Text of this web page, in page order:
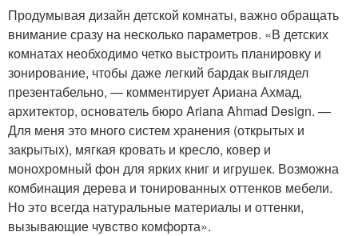
Кабинетная мебель Мебель в офис
Продумывая дизайн детской комнаты, важно обращать
внимание сразу на несколько параметров. «В детских
комнатах необходимо четко выстроить планировку и
зонирование, чтобы даже легкий бардак выглядел
презентабельно, — комментирует Ариана Ахмад,
архитектор, основатель бюро Ariana Ahmad Design. —
Для меня это много систем хранения (открытых и
закрытых), мягкая кровать и кресло, ковер и
монохромный фон для ярких книг и игрушек. Возможна
комбинация дерева и тонированных оттенков мебели.
Но это всегда натуральные материалы и оттенки,
вызывающие чувство комфорта».